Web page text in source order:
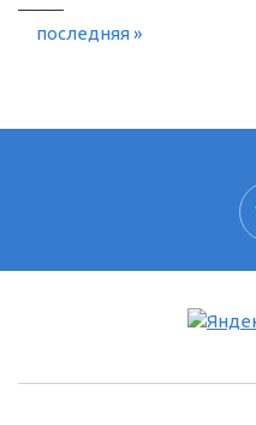
последняя »